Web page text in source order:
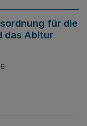
für die
das Abitur